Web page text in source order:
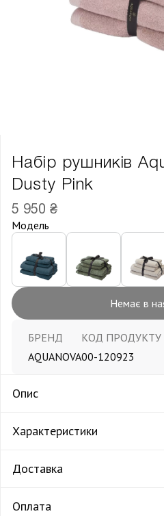
Набір рушників
Dusty Pink
5 950 ₴
Модель
Немає в
БРЕНД
AQUANOVA
КОД ПРОДУКТУ
00-120923
Опис
Характеристики
Доставка
Оплата